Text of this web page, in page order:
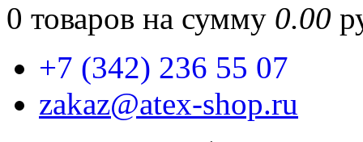
0 товаров на сумму 0.00
+7 (342) 236 55 07
zakaz@atex-shop.ru